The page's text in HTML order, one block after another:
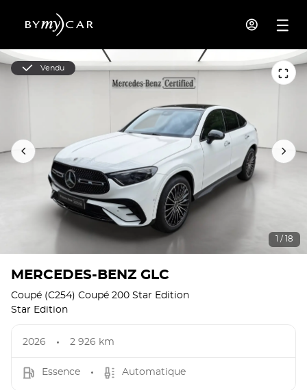
Vendu
1 / 18
MERCEDES-BENZ GLC
Coupé (C254) Coupé 200 Star Edition
Star Edition
2026 2 926 km
Essence Automatique